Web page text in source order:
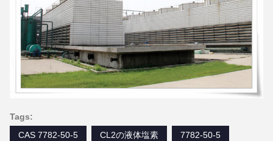
Tags:
CAS 7782-50-5
CL2の液体塩素 7782-50-5